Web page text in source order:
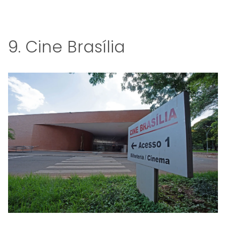
Continua depois da publicidade...